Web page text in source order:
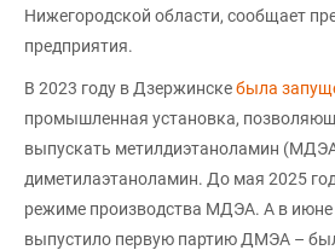
Нижегородской области, сообщает
предприятия.
В 2023 году в Дзержинскебыла
промышленная установка,
выпускать метилдиэтаноламин
диметилаэтаноламин. До мая 2025
режиме производства МДЭА. А в июне
выпустило первую партию ДМЭА –